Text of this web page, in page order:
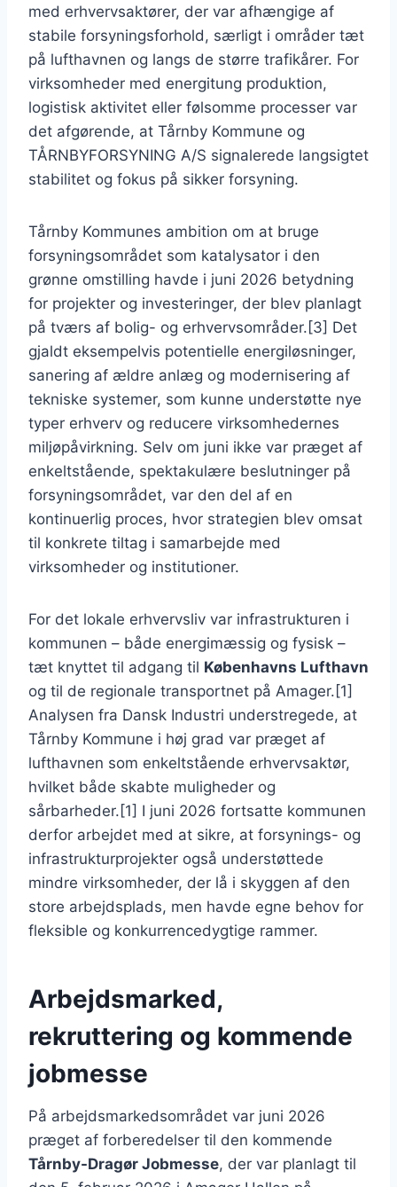
med erhvervsaktører, der var afhængige af
stabile forsyningsforhold, særligt i områder tæt
på lufthavnen og langs de større trafikårer. For
virksomheder med energitung produktion,
logistisk aktivitet eller følsomme processer var
det afgørende, at Tårnby Kommune og
TÅRNBYFORSYNING A/S signalerede langsigtet
stabilitet og fokus på sikker forsyning.
Tårnby Kommunes ambition om at bruge
forsyningsområdet som katalysator i den
grønne omstilling havde i juni 2026 betydning
for projekter og investeringer, der blev planlagt
på tværs af bolig- og erhvervsområder.[3] Det
gjaldt eksempelvis potentielle energiløsninger,
sanering af ældre anlæg og modernisering af
tekniske systemer, som kunne understøtte nye
typer erhverv og reducere virksomhedernes
miljøpåvirkning. Selv om juni ikke var præget af
enkeltstående, spektakulære beslutninger på
forsyningsområdet, var den del af en
kontinuerlig proces, hvor strategien blev omsat
til konkrete tiltag i samarbejde med
virksomheder og institutioner.
For det lokale erhvervsliv var infrastrukturen i
kommunen – både energimæssig og fysisk –
tæt knyttet til adgang til Københavns Lufthavn
og til de regionale transportnet på Amager.[1]
Analysen fra Dansk Industri understregede, at
Tårnby Kommune i høj grad var præget af
lufthavnen som enkeltstående erhvervsaktør,
hvilket både skabte muligheder og
sårbarheder.[1] I juni 2026 fortsatte kommunen
derfor arbejdet med at sikre, at forsynings- og
infrastrukturprojekter også understøttede
mindre virksomheder, der lå i skyggen af den
store arbejdsplads, men havde egne behov for
fleksible og konkurrencedygtige rammer.
Arbejdsmarked,
rekruttering og kommende
jobmesse
På arbejdsmarkedsområdet var juni 2026
præget af forberedelser til den kommende
Tårnby-Dragør Jobmesse, der var planlagt til